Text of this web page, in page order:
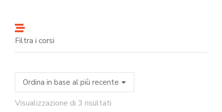
Filtra i corsi
Visualizzazione di 3 risultati